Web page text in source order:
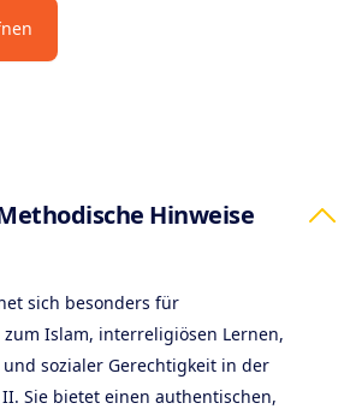
Hinweise
sich besonders für
Islam, interreligiösen Lernen,
sozialer Gerechtigkeit in der
Sie bietet einen authentischen,